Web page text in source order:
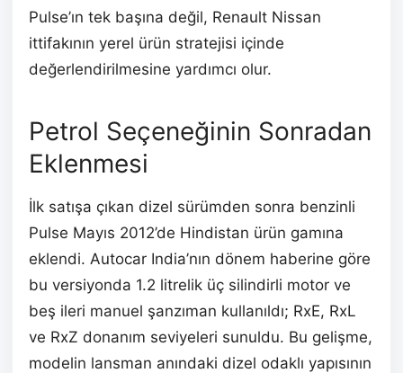
Pulse’ın tek başına değil, Renault Nissan
ittifakının yerel ürün stratejisi içinde
değerlendirilmesine yardımcı olur.
Petrol Seçeneğinin Sonradan
Eklenmesi
İlk satışa çıkan dizel sürümden sonra benzinli
Pulse Mayıs 2012’de Hindistan ürün gamına
eklendi. Autocar India’nın dönem haberine göre
bu versiyonda 1.2 litrelik üç silindirli motor ve
beş ileri manuel şanzıman kullanıldı; RxE, RxL
ve RxZ donanım seviyeleri sunuldu. Bu gelişme,
modelin lansman anındaki dizel odaklı yapısının